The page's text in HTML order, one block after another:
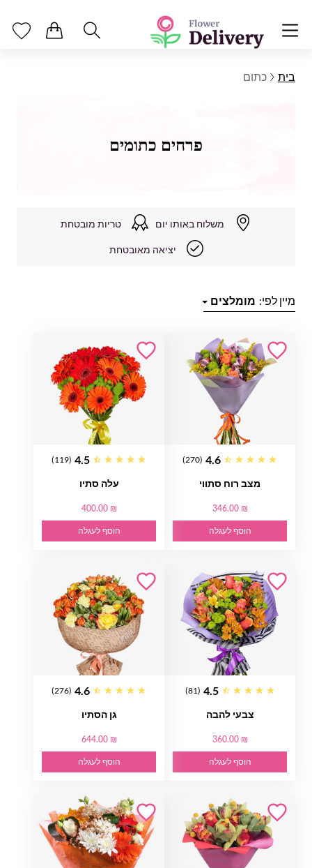
בית כתום
פרחים כתומים
משלוח באותו יום טריות מובטחת
יציאה מאובטחת
מיין לפי: מומלצים
4.6
(270)
מצב רוח סתווי
346.00 ₪
הוסף לעגלה
4.5
(119)
עלה סתיו
400.00 ₪
הוסף לעגלה
4.5
(81)
צבעי להבה
360.00 ₪
הוסף לעגלה
4.6
(276)
גן הסתיו
644.00 ₪
הוסף לעגלה